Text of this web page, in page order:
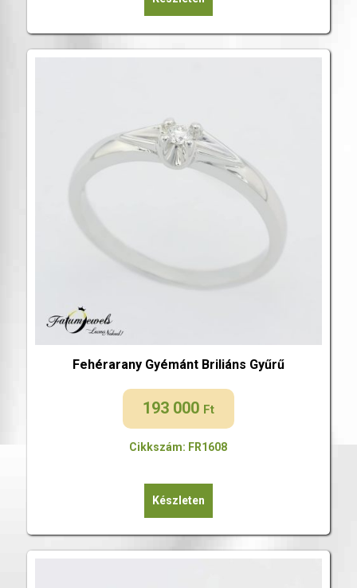
Fehérarany Gyémánt Briliáns Gyűrű
193 000 Ft
Cikkszám: FR1608
Készleten